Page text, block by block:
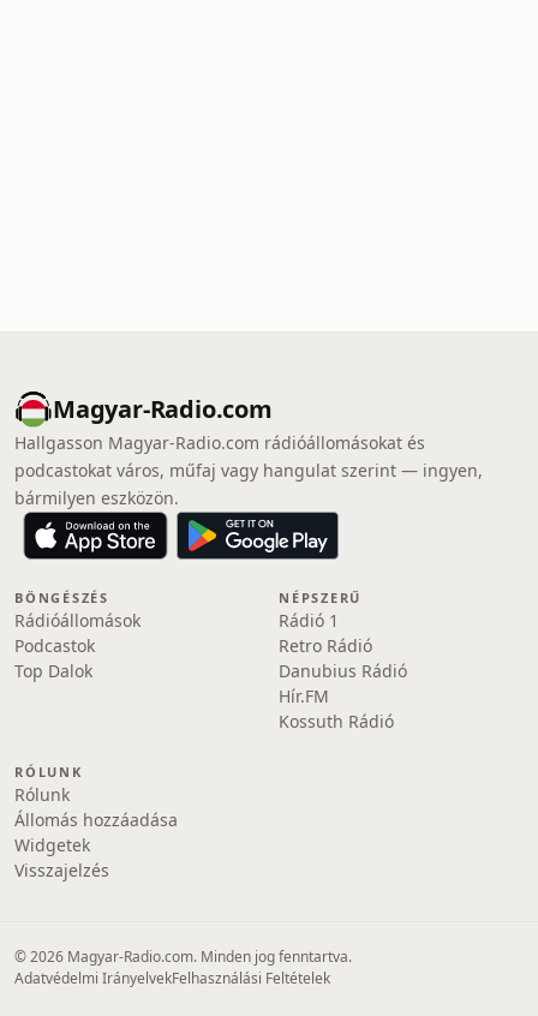
Magyar-Radio.com
Hallgasson Magyar-Radio.com rádióállomásokat és
podcastokat város, műfaj vagy hangulat szerint — ingyen,
bármilyen eszközön.
BÖNGÉSZÉS
Rádióállomások
Podcastok
Top Dalok
NÉPSZERŰ
Rádió 1
Retro Rádió
Danubius Rádió
Hír.FM
Kossuth Rádió
RÓLUNK
Rólunk
Állomás hozzáadása
Widgetek
Visszajelzés
© 2026 Magyar-Radio.com. Minden jog fenntartva.
Adatvédelmi IrányelvekFelhasználási Feltételek